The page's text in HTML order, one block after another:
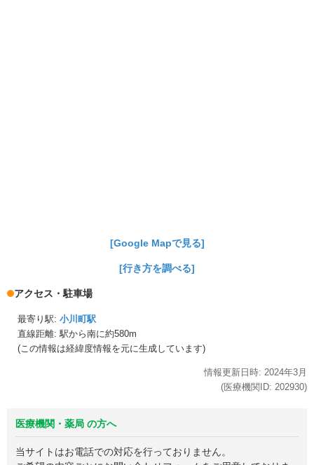
[Google Mapで見る]
[行き方を調べる]
アクセス・駐車場
最寄り駅: 小川町駅
直線距離: 駅から南に約580m
(この情報は経緯度情報を元に生成しています)
情報更新日時: 2024年3月
(医療機関ID: 202930)
医療機関・薬局 の方へ
当サイトはお電話での対応を行っておりません。